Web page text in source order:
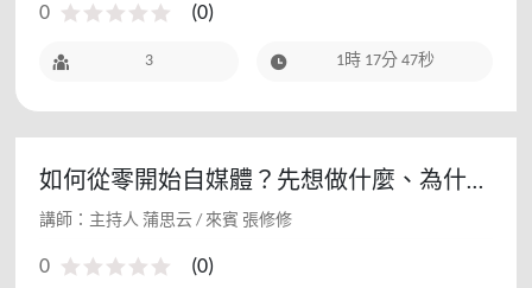
0 (0)
3 1時 17分 47秒
如何從零開始自媒體？先想做什麼、為什麼
做！
講師：主持人 蒲思云 / 來賓 張修修
0 (0)